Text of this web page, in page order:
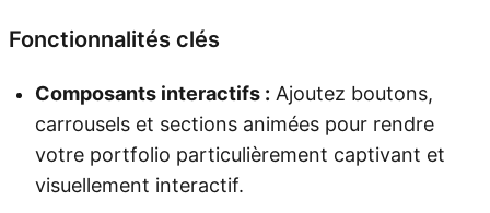
Fonctionnalités clés
Composants interactifs : Ajoutez boutons,
carrousels et sections animées pour rendre
votre portfolio particulièrement captivant et
visuellement interactif.